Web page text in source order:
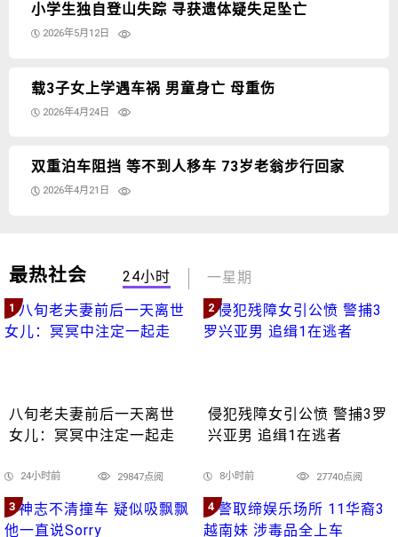
小学生独自登山失踪 寻获遗体疑失足坠亡
2026年5月12日
载3子女上学遇车祸 男童身亡 母重伤
2026年4月24日
双重泊车阻挡 等不到人移车 73岁老翁步行回家
2026年4月21日
最热社会 24小时 一星期
1
八旬老夫妻前后一天离世
女儿：冥冥中注定一起走
24小时前 29847点阅
2
侵犯残障女引公愤 警捕3罗
兴亚男 追缉1在逃者
8小时前 27740点阅
3 4